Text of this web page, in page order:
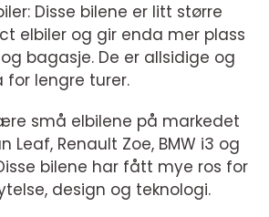
Disse bilene er litt større
elbiler og gir enda mer plass
bagasje. De er allsidige og
for lengre turer.
små elbilene på markedet
Leaf, Renault Zoe, BMW i3 og
bilene har fått mye ros for
design og teknologi.